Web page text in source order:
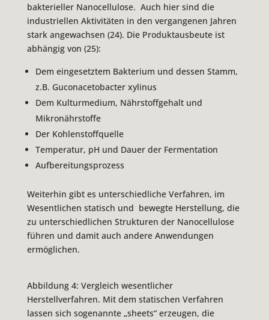
bakterieller Nanocellulose. Auch hier sind die
industriellen Aktivitäten in den vergangenen Jahren
stark angewachsen (24). Die Produktausbeute ist
abhängig von (25):
Dem eingesetztem Bakterium und dessen Stamm,
z.B. Guconacetobacter xylinus
Dem Kulturmedium, Nährstoffgehalt und
Mikronährstoffe
Der Kohlenstoffquelle
Temperatur, pH und Dauer der Fermentation
Aufbereitungsprozess
Weiterhin gibt es unterschiedliche Verfahren, im
Wesentlichen statisch und bewegte Herstellung, die
zu unterschiedlichen Strukturen der Nanocellulose
führen und damit auch andere Anwendungen
ermöglichen.
Abbildung 4: Vergleich wesentlicher
Herstellverfahren. Mit dem statischen Verfahren
lassen sich sogenannte „sheets“ erzeugen, die